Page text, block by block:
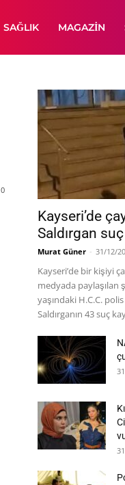
SAĞLIK MAGAZIN
0
Kayseri’de
Saldırgan
Murat Güner - 31/12/
Kayseri’de bir kişiyi
medyada paylaşılan
yaşındaki H.C.C.
Saldırganın 43 suç